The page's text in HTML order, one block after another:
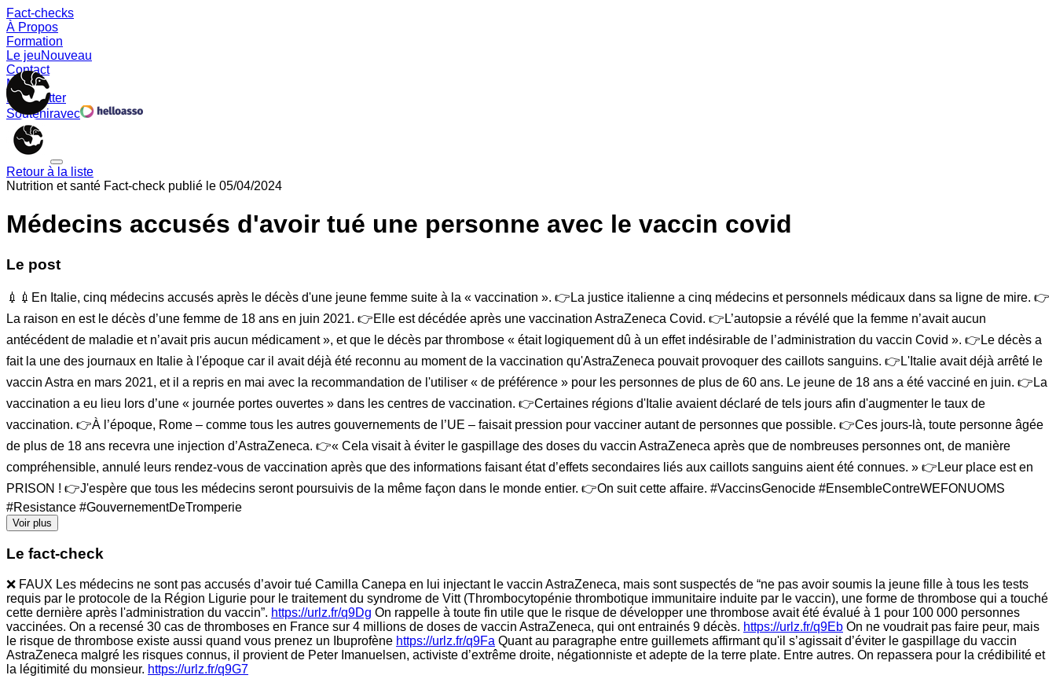
Fact-checks
À Propos
Formation
Le jeuNouveau
Contact
Memes
Newsletter
Souteniravec
Retour à la liste
Nutrition et santé Fact-check publié le 05/04/2024
Médecins accusés d'avoir tué une personne avec le vaccin covid
Le post
💉💉En Italie, cinq médecins accusés après le décès d'une jeune femme suite à la « vaccination ». 👉La justice italienne a cinq médecins et personnels médicaux dans sa ligne de mire. 👉
La raison en est le décès d’une femme de 18 ans en juin 2021. 👉Elle est décédée après une vaccination AstraZeneca Covid. 👉L’autopsie a révélé que la femme n’avait aucun
antécédent de maladie et n’avait pris aucun médicament », et que le décès par thrombose « était logiquement dû à un effet indésirable de l’administration du vaccin Covid ». 👉Le décès a
fait la une des journaux en Italie à l'époque car il avait déjà été reconnu au moment de la vaccination qu'AstraZeneca pouvait provoquer des caillots sanguins. 👉L'Italie avait déjà arrêté le
vaccin Astra en mars 2021, et il a repris en mai avec la recommandation de l'utiliser « de préférence » pour les personnes de plus de 60 ans. Le jeune de 18 ans a été vacciné en juin. 👉La
vaccination a eu lieu lors d’une « journée portes ouvertes » dans les centres de vaccination. 👉Certaines régions d'Italie avaient déclaré de tels jours afin d'augmenter le taux de
vaccination. 👉À l’époque, Rome – comme tous les autres gouvernements de l’UE – faisait pression pour vacciner autant de personnes que possible. 👉Ces jours-là, toute personne âgée
de plus de 18 ans recevra une injection d’AstraZeneca. 👉« Cela visait à éviter le gaspillage des doses du vaccin AstraZeneca après que de nombreuses personnes ont, de manière
compréhensible, annulé leurs rendez-vous de vaccination après que des informations faisant état d’effets secondaires liés aux caillots sanguins aient été connues. » 👉Leur place est en
PRISON ! 👉J'espère que tous les médecins seront poursuivis de la même façon dans le monde entier. 👉On suit cette affaire. #VaccinsGenocide #EnsembleContreWEFONUOMS
#Resistance #GouvernementDeTromperie
Voir plus
Le fact-check
❌ FAUX Les médecins ne sont pas accusés d’avoir tué Camilla Canepa en lui injectant le vaccin AstraZeneca, mais sont suspectés de “ne pas avoir soumis la jeune fille à tous les tests
requis par le protocole de la Région Ligurie pour le traitement du syndrome de Vitt (Thrombocytopénie thrombotique immunitaire induite par le vaccin), une forme de thrombose qui a touché
cette dernière après l'administration du vaccin”. https://urlz.fr/q9Dg On rappelle à toute fin utile que le risque de développer une thrombose avait été évalué à 1 pour 100 000 personnes
vaccinées. On a recensé 30 cas de thromboses en France sur 4 millions de doses de vaccin AstraZeneca, qui ont entrainés 9 décès. https://urlz.fr/q9Eb On ne voudrait pas faire peur, mais
le risque de thrombose existe aussi quand vous prenez un Ibuprofène https://urlz.fr/q9Fa Quant au paragraphe entre guillemets affirmant qu'il s’agissait d’éviter le gaspillage du vaccin
AstraZeneca malgré les risques connus, il provient de Peter Imanuelsen, activiste d’extrême droite, négationniste et adepte de la terre plate. Entre autres. On repassera pour la crédibilité et
la légitimité du monsieur. https://urlz.fr/q9G7